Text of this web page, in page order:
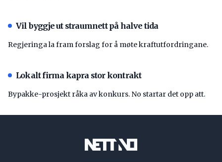
Vil byggje ut straumnett på halve tida
Regjeringa la fram forslag for å møte kraftutfordringane.
Lokalt firma kapra stor kontrakt
Bypakke-prosjekt råka av konkurs. No startar det opp att.